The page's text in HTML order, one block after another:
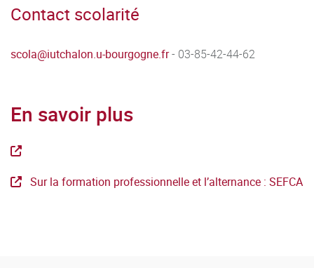
Contact scolarité
scola@iutchalon.u-bourgogne.fr- 03-85-42-44-62
En savoir plus
Sur la formation professionnelle et l’alternance : SEFCA